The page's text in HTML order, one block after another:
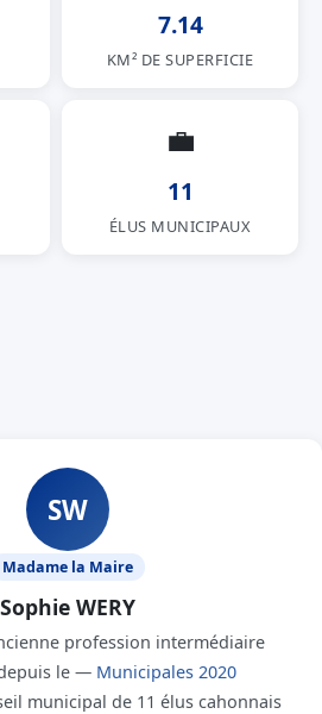
7.14
KM² DE SUPERFICIE
💼
11
ÉLUS MUNICIPAUX
SW
Madame la Maire
Sophie WERY
profession intermédiaire
le — Municipales 2020
municipal de 11 élus cahonnais